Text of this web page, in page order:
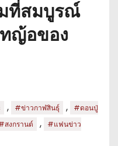
ที่สมบูรณ์
ญ้อของ
, #ข่าวกาฬสินธุ์ ,
#ดอนปู่
สงกรานต์ ,
#แฟนข่าว